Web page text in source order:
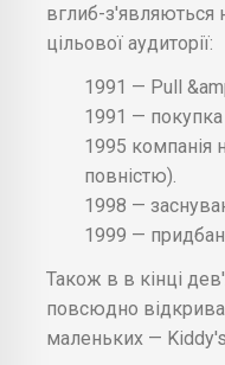
вглиб-з'являються
цільової аудиторії:
1991 — Pull
1991 —
1995 компанія
повністю).
1998 —
1999 —
Також в в кінці
повсюдно
маленьких —